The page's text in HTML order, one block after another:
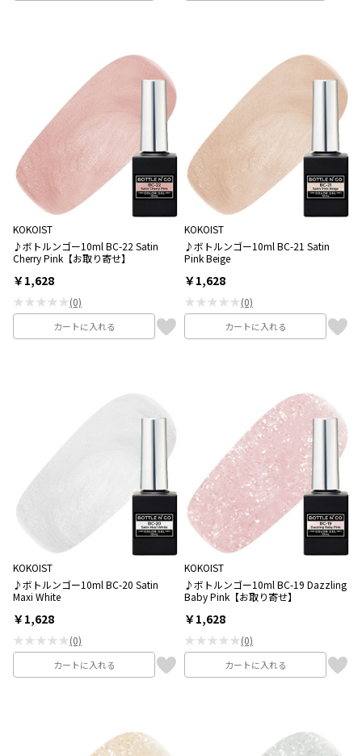
KOKOIST
♪ボトルンゴー10ml BC-22 Satin
Cherry Pink【お取り寄せ】
￥1,628
★★★★★(0)
カートに入れる
KOKOIST
♪ボトルンゴー10ml BC-21 Satin
Pink Beige
￥1,628
★★★★★(0)
カートに入れる
KOKOIST
♪ボトルンゴー10ml BC-20 Satin
Maxi White
￥1,628
★★★★★(0)
カートに入れる
KOKOIST
♪ボトルンゴー10ml BC-19 Dazzling
Baby Pink【お取り寄せ】
￥1,628
★★★★★(0)
カートに入れる